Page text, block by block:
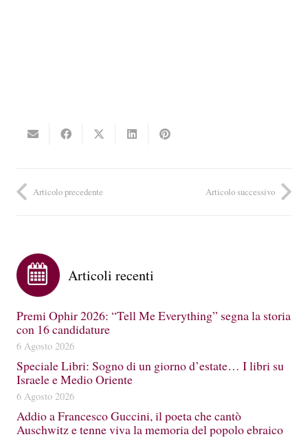
Articolo precedente Articolo successivo
Articoli recenti
Premi Ophir 2026: “Tell Me Everything” segna la storia
con 16 candidature
6 Agosto 2026
Speciale Libri: Sogno di un giorno d’estate… I libri su
Israele e Medio Oriente
6 Agosto 2026
Addio a Francesco Guccini, il poeta che cantò
Auschwitz e tenne viva la memoria del popolo ebraico